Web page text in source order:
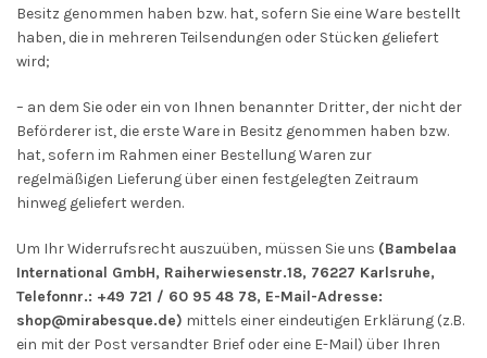
Besitz genommen haben bzw. hat, sofern Sie eine Ware bestellt
haben, die in mehreren Teilsendungen oder Stücken geliefert
wird;
– an dem Sie oder ein von Ihnen benannter Dritter, der nicht der
Beförderer ist, die erste Ware in Besitz genommen haben bzw.
hat, sofern im Rahmen einer Bestellung Waren zur
regelmäßigen Lieferung über einen festgelegten Zeitraum
hinweg geliefert werden.
Um Ihr Widerrufsrecht auszuüben, müssen Sie uns (Bambelaa
International GmbH, Raiherwiesenstr.18, 76227 Karlsruhe,
Telefonnr.: +49 721 / 60 95 48 78, E-Mail-Adresse:
shop@mirabesque.de) mittels einer eindeutigen Erklärung (z.B.
ein mit der Post versandter Brief oder eine E-Mail) über Ihren